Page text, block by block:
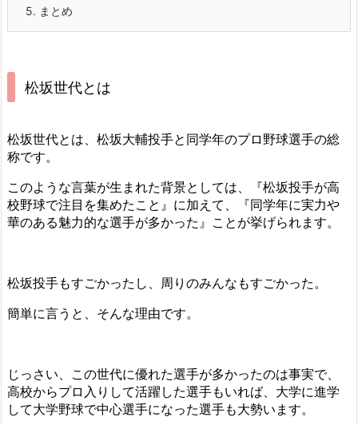
5. まとめ
松坂世代とは
松坂世代とは、松坂大輔投手と同学年のプロ野球選手の総
称です。
このような言葉が生まれた背景としては、『松坂投手が高
校野球で注目を集めたこと』に加えて、『同学年に実力や
華のある魅力的な選手が多かった』ことが挙げられます。
松坂投手もすごかったし、周りのみんなもすごかった。
簡単に言うと、そんな理由です。
じっさい、この世代に優れた選手が多かったのは事実で、
高校からプロ入りして活躍した選手もいれば、大学に進学
して大学野球で中心選手になった選手も大勢います。